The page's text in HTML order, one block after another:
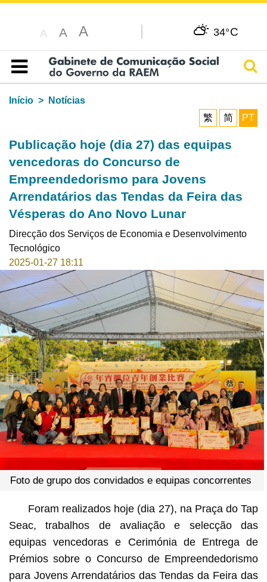
A A A 34°C
Índice
Início
Notícias
繁
简 PT
Publicação hoje (dia 27) das equipas
vencedoras do Concurso de
Empreendedorismo para Jovens
Arrendatários das Tendas da Feira das
Vésperas do Ano Novo Lunar
Direcção dos Serviços de Economia e Desenvolvimento
Tecnológico
2025-01-27 18:11
Foto de grupo dos convidados e equipas concorrentes
Foram realizados hoje (dia 27), na Praça do Tap
Seac, trabalhos de avaliação e selecção das
equipas vencedoras e Cerimónia de Entrega de
Prémios sobre o Concurso de Empreendedorismo
para Jovens Arrendatários das Tendas da Feira das